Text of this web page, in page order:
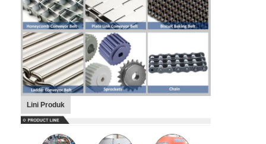
Lini Produk